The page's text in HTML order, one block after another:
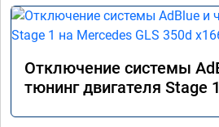
Отключение системы
тюнинг двигателя Stage